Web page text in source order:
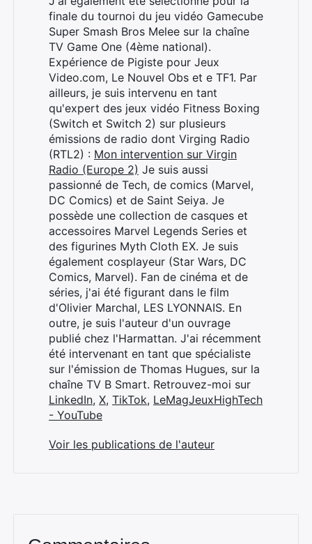
finale du tournoi du jeu vidéo Gamecube
Super Smash Bros Melee sur la chaîne
TV Game One (4ème national).
Expérience de Pigiste pour Jeux
Video.com, Le Nouvel Obs et e TF1. Par
ailleurs, je suis intervenu en tant
qu'expert des jeux vidéo Fitness Boxing
(Switch et Switch 2) sur plusieurs
émissions de radio dont Virging Radio
(RTL2) : Mon intervention sur Virgin
Radio (Europe 2) Je suis aussi
passionné de Tech, de comics (Marvel,
DC Comics) et de Saint Seiya. Je
possède une collection de casques et
accessoires Marvel Legends Series et
des figurines Myth Cloth EX. Je suis
également cosplayeur (Star Wars, DC
Comics, Marvel). Fan de cinéma et de
séries, j'ai été figurant dans le film
d'Olivier Marchal, LES LYONNAIS. En
outre, je suis l'auteur d'un ouvrage
publié chez l'Harmattan. J'ai récemment
été intervenant en tant que spécialiste
sur l'émission de Thomas Hugues, sur la
chaîne TV B Smart. Retrouvez-moi sur
LinkedIn, X, TikTok, LeMagJeuxHighTech
- YouTube
Voir les publications de l'auteur
Rechercher
: